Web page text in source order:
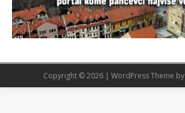
Copyright © 2026 | WordPress Theme by